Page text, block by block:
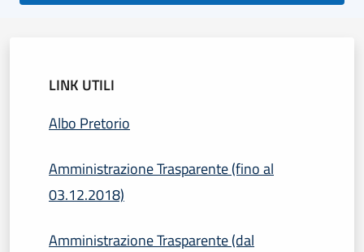
LINK UTILI
Albo Pretorio
Amministrazione Trasparente (fino al
03.12.2018)
Amministrazione Trasparente (dal